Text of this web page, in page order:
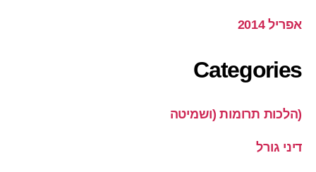
אפריל 2014
Categories
(הלכות תרומות (ושמיטה
דיני גורל